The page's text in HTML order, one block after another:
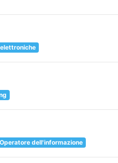
Operatore dell'informazione